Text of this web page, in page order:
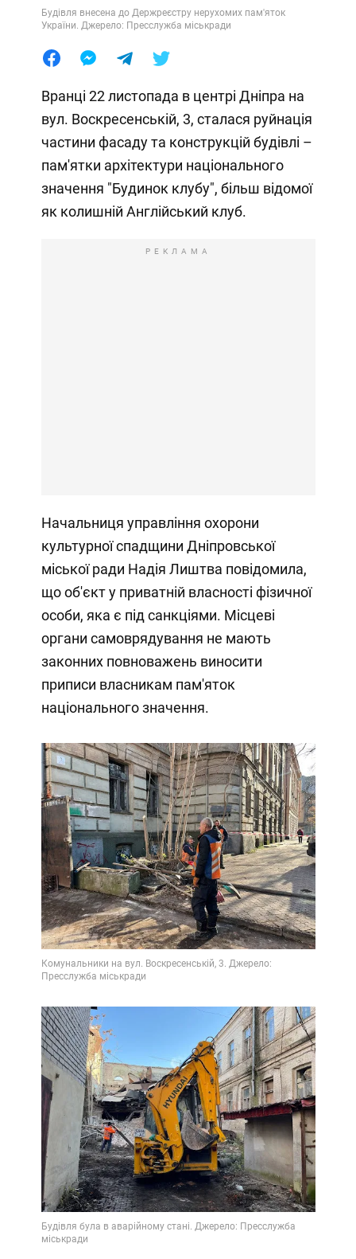
Будівля внесена до Держреєстру нерухомих пам'яток
України. Джерело: Пресслужба міськради
Вранці 22 листопада в центрі Дніпра на
вул. Воскресенській, 3, сталася руйнація
частини фасаду та конструкцій будівлі –
пам'ятки архітектури національного
значення "Будинок клубу", більш відомої
як колишній Англійський клуб.
РЕКЛАМА
Начальниця управління охорони
культурної спадщини Дніпровської
міської ради Надія Лиштва повідомила,
що об'єкт у приватній власності фізичної
особи, яка є під санкціями. Місцеві
органи самоврядування не мають
законних повноважень виносити
приписи власникам пам'яток
національного значення.